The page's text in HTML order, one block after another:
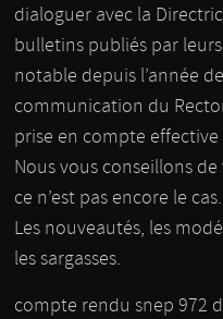
dialoguer avec la
bulletins publiés par
notable depuis l’année
communication du
prise en compte
Nous vous conseillons
ce n’est pas encore le cas.
Les nouveautés, les
les sargasses.
compte rendu snep 972